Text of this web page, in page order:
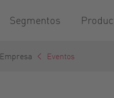
Segmentos
Empresa Eventos